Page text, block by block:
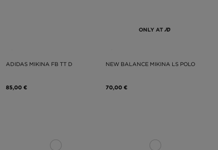
ADIDAS MIKINA FB TT D
85,00 €
ONLY AT
NEW BALANCE MIKINA LS POLO
70,00 €